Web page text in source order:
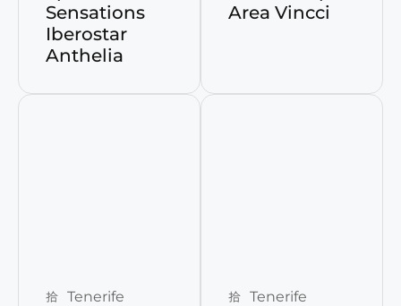
Sensations
Iberostar
Anthelia
Area Vincci
Tenerife Tenerife